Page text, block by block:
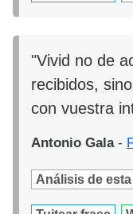
"Vivid no de
recibidos,
con vuestra
Antonio Gala-
Análisis de